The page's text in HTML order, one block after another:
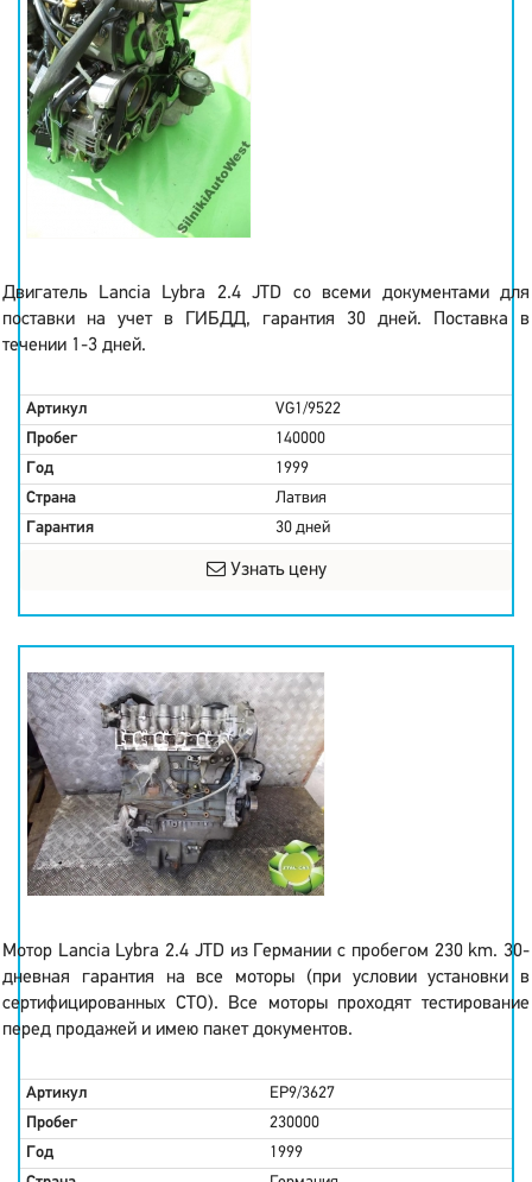
Двигатель Lancia Lybra 2.4 JTD со всеми документами для
поставки на учет в ГИБДД, гарантия 30 дней. Поставка в
течении 1-3 дней.
Артикул
VG1/9522
Пробег
140000
Год
1999
Страна
Латвия
Гарантия
30 дней
Узнать цену
Мотор Lancia Lybra 2.4 JTD из Германии с пробегом 230 km. 30-
дневная гарантия на все моторы (при условии установки в
сертифицированных СТО). Все моторы проходят тестирование
перед продажей и имею пакет документов.
Артикул
EP9/3627
Пробег
230000
Год
1999